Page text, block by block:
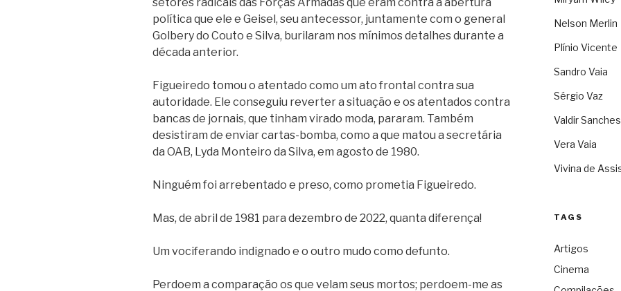
política que ele e Geisel, seu antecessor, juntamente com o general
Golbery do Couto e Silva, burilaram nos mínimos detalhes durante a
década anterior.
Figueiredo tomou o atentado como um ato frontal contra sua
autoridade. Ele conseguiu reverter a situação e os atentados contra
bancas de jornais, que tinham virado moda, pararam. Também
desistiram de enviar cartas-bomba, como a que matou a secretária
da OAB, Lyda Monteiro da Silva, em agosto de 1980.
Ninguém foi arrebentado e preso, como prometia Figueiredo.
Mas, de abril de 1981 para dezembro de 2022, quanta diferença!
Um vociferando indignado e o outro mudo como defunto.
Perdoem a comparação os que velam seus mortos; perdoem-me as
Nelson Merlin
Plínio Vicente
Sandro Vaia
Sérgio Vaz
Valdir Sanches
Vera Vaia
Vivina de
TAGS
Artigos
Cinema